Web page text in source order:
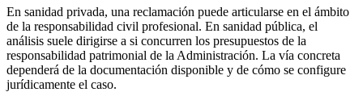
En sanidad privada, una reclamación puede articularse en el ámbito
de la responsabilidad civil profesional. En sanidad pública, el
análisis suele dirigirse a si concurren los presupuestos de la
responsabilidad patrimonial de la Administración. La vía concreta
dependerá de la documentación disponible y de cómo se configure
jurídicamente el caso.